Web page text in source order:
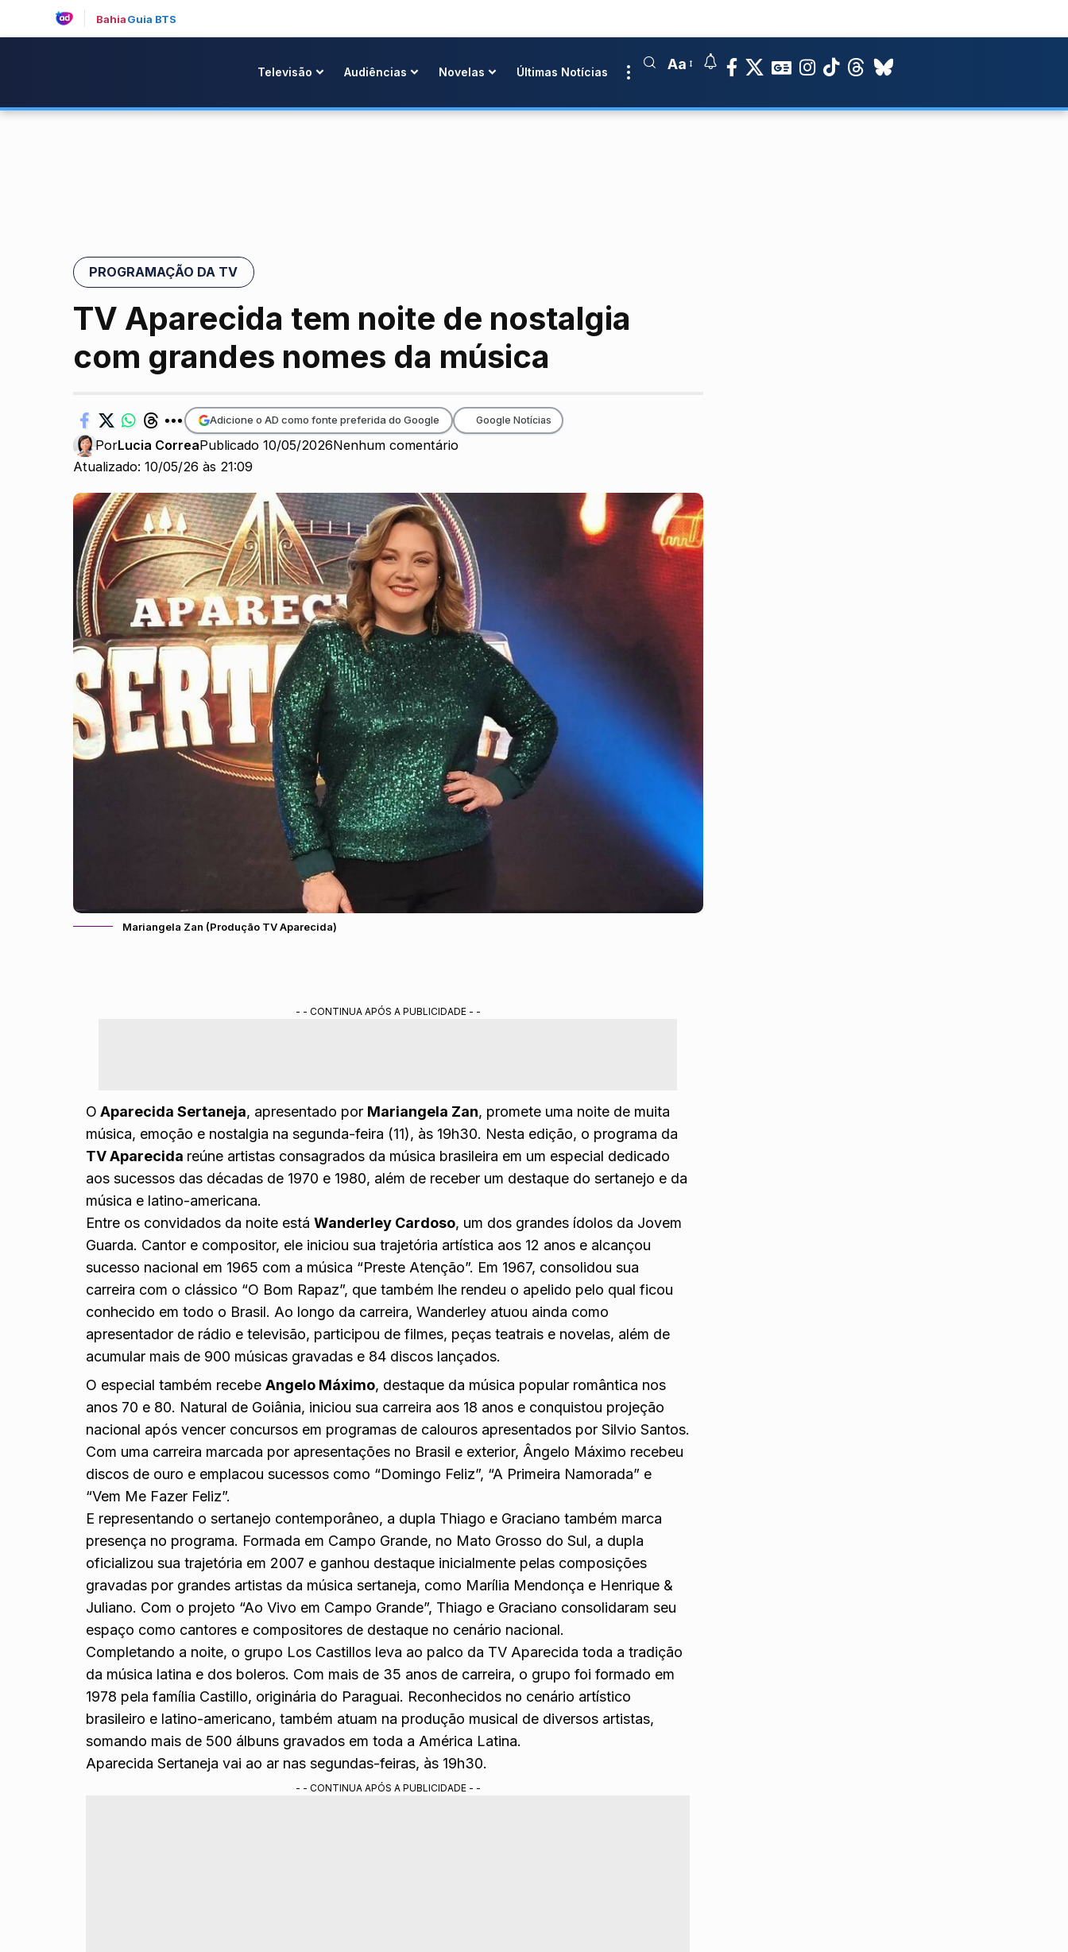
BahiaGuia BTS
Televisão Audiências Novelas Últimas Notícias Aa
PROGRAMAÇÃO DA TV
TV Aparecida tem noite de nostalgia
com grandes nomes da música
Atualizado: 10/05/26 às 21:09
PorLucia CorreaPublicado 10/05/2026Nenhum comentário
Adicione o AD como fonte preferida do Google Google Notícias
Mariangela Zan (Produção TV Aparecida)
- - CONTINUA APÓS A PUBLICIDADE - -
O Aparecida Sertaneja, apresentado por Mariangela Zan, promete uma noite de muita
música, emoção e nostalgia na segunda-feira (11), às 19h30. Nesta edição, o programa da
TV Aparecida reúne artistas consagrados da música brasileira em um especial dedicado
aos sucessos das décadas de 1970 e 1980, além de receber um destaque do sertanejo e da
música e latino-americana.
Entre os convidados da noite estáWanderley Cardoso, um dos grandes ídolos da Jovem
Guarda. Cantor e compositor, ele iniciou sua trajetória artística aos 12 anos e alcançou
sucesso nacional em 1965 com a música “Preste Atenção”. Em 1967, consolidou sua
carreira com o clássico “O Bom Rapaz”, que também lhe rendeu o apelido pelo qual ficou
conhecido em todo o Brasil. Ao longo da carreira, Wanderley atuou ainda como
apresentador de rádio e televisão, participou de filmes, peças teatrais e novelas, além de
acumular mais de 900 músicas gravadas e 84 discos lançados.
O especial também recebeAngelo Máximo, destaque da música popular romântica nos
anos 70 e 80. Natural de Goiânia, iniciou sua carreira aos 18 anos e conquistou projeção
nacional após vencer concursos em programas de calouros apresentados por Silvio Santos.
Com uma carreira marcada por apresentações no Brasil e exterior, Ângelo Máximo recebeu
discos de ouro e emplacou sucessos como “Domingo Feliz”, “A Primeira Namorada” e
“Vem Me Fazer Feliz”.
E representando o sertanejo contemporâneo, a dupla Thiago e Graciano também marca
presença no programa. Formada em Campo Grande, no Mato Grosso do Sul, a dupla
oficializou sua trajetória em 2007 e ganhou destaque inicialmente pelas composições
gravadas por grandes artistas da música sertaneja, como Marília Mendonça e Henrique &
Juliano. Com o projeto “Ao Vivo em Campo Grande”, Thiago e Graciano consolidaram seu
espaço como cantores e compositores de destaque no cenário nacional.
Completando a noite, o grupo Los Castillos leva ao palco da TV Aparecida toda a tradição
da música latina e dos boleros. Com mais de 35 anos de carreira, o grupo foi formado em
1978 pela família Castillo, originária do Paraguai. Reconhecidos no cenário artístico
brasileiro e latino-americano, também atuam na produção musical de diversos artistas,
somando mais de 500 álbuns gravados em toda a América Latina.
Aparecida Sertaneja vai ao ar nas segundas-feiras, às 19h30.
- - CONTINUA APÓS A PUBLICIDADE - -